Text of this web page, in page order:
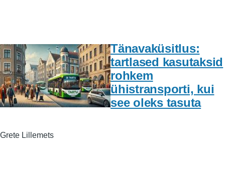
Tänavaküsitlus:
tartlased kasutaksid
rohkem
ühistransporti, kui
see oleks tasuta
Grete Lillemets